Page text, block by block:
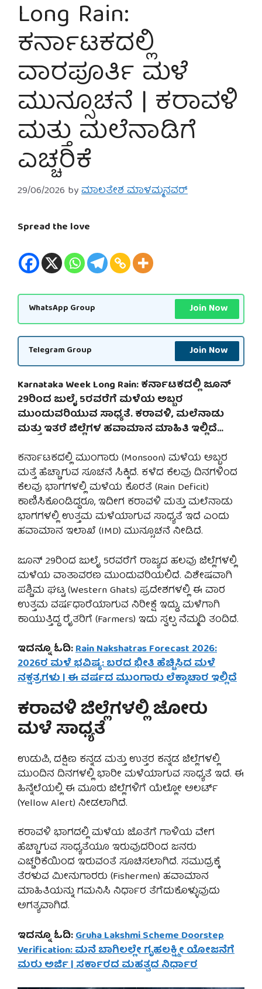
Long Rain:
ಕರ್ನಾಟಕದಲ್ಲಿ
ವಾರಪೂರ್ತಿ ಮಳೆ
ಮುನ್ಸೂಚನೆ | ಕರಾವಳಿ
ಮತ್ತು ಮಲೆನಾಡಿಗೆ
ಎಚ್ಚರಿಕೆ
29/06/2026 byಮಾಲತೇಶ ಮಾಳಮ್ಮನವರ್
Spread the love
WhatsApp Group Join Now
Telegram Group Join Now
Karnataka Week Long Rain: ಕರ್ನಾಟಕದಲ್ಲಿ ಜೂನ್
29ರಿಂದ ಜುಲೈ 5ರವರೆಗೆ ಮಳೆಯ ಅಬ್ಬರ
ಮುಂದುವರಿಯುವ ಸಾಧ್ಯತೆ. ಕರಾವಳಿ, ಮಲೆನಾಡು
ಮತ್ತು ಇತರೆ ಜಿಲ್ಲೆಗಳ ಹವಾಮಾನ ಮಾಹಿತಿ ಇಲ್ಲಿದೆ…
ಕರ್ನಾಟಕದಲ್ಲಿ ಮುಂಗಾರು (Monsoon) ಮಳೆಯ ಅಬ್ಬರ
ಮತ್ತೆ ಹೆಚ್ಚಾಗುವ ಸೂಚನೆ ಸಿಕ್ಕಿದೆ. ಕಳೆದ ಕೆಲವು ದಿನಗಳಿಂದ
ಕೆಲವು ಭಾಗಗಳಲ್ಲಿ ಮಳೆಯ ಕೊರತೆ (Rain Deficit)
ಕಾಣಿಸಿಕೊಂಡಿದ್ದರೂ, ಇದೀಗ ಕರಾವಳಿ ಮತ್ತು ಮಲೆನಾಡು
ಭಾಗಗಳಲ್ಲಿ ಉತ್ತಮ ಮಳೆಯಾಗುವ ಸಾಧ್ಯತೆ ಇದೆ ಎಂದು
ಹವಾಮಾನ ಇಲಾಖೆ (IMD) ಮುನ್ಸೂಚನೆ ನೀಡಿದೆ.
ಜೂನ್ 29ರಿಂದ ಜುಲೈ 5ರವರೆಗೆ ರಾಜ್ಯದ ಹಲವು ಜಿಲ್ಲೆಗಳಲ್ಲಿ
ಮಳೆಯ ವಾತಾವರಣ ಮುಂದುವರಿಯಲಿದೆ. ವಿಶೇಷವಾಗಿ
ಪಶ್ಚಿಮ ಘಟ್ಟ (Western Ghats) ಪ್ರದೇಶಗಳಲ್ಲಿ ಈ ವಾರ
ಉತ್ತಮ ವರ್ಷಧಾರೆಯಾಗುವ ನಿರೀಕ್ಷೆ ಇದ್ದು, ಮಳೆಗಾಗಿ
ಕಾಯುತ್ತಿದ್ದ ರೈತರಿಗೆ (Farmers) ಇದು ಸ್ವಲ್ಪ ನೆಮ್ಮದಿ ತಂದಿದೆ.
ಇದನ್ನೂ ಓದಿ:Rain Nakshatras Forecast 2026:
2026ರ ಮಳೆ ಭವಿಷ್ಯ: ಬರದ ಭೀತಿ ಹೆಚ್ಚಿಸಿದ ಮಳೆ
ನಕ್ಷತ್ರಗಳು | ಈ ವರ್ಷದ ಮುಂಗಾರು ಲೆಕ್ಕಾಚಾರ ಇಲ್ಲಿದೆ
ಕರಾವಳಿ ಜಿಲ್ಲೆಗಳಲ್ಲಿ ಜೋರು
ಮಳೆ ಸಾಧ್ಯತೆ
ಉಡುಪಿ, ದಕ್ಷಿಣ ಕನ್ನಡ ಮತ್ತು ಉತ್ತರ ಕನ್ನಡ ಜಿಲ್ಲೆಗಳಲ್ಲಿ
ಮುಂದಿನ ದಿನಗಳಲ್ಲಿ ಭಾರೀ ಮಳೆಯಾಗುವ ಸಾಧ್ಯತೆ ಇದೆ. ಈ
ಹಿನ್ನೆಲೆಯಲ್ಲಿ ಈ ಮೂರು ಜಿಲ್ಲೆಗಳಿಗೆ ಯೆಲ್ಲೋ ಅಲರ್ಟ್
(Yellow Alert) ನೀಡಲಾಗಿದೆ.
ಕರಾವಳಿ ಭಾಗದಲ್ಲಿ ಮಳೆಯ ಜೊತೆಗೆ ಗಾಳಿಯ ವೇಗ
ಹೆಚ್ಚಾಗುವ ಸಾಧ್ಯತೆಯೂ ಇರುವುದರಿಂದ ಜನರು
ಎಚ್ಚರಿಕೆಯಿಂದ ಇರುವಂತೆ ಸೂಚಿಸಲಾಗಿದೆ. ಸಮುದ್ರಕ್ಕೆ
ತೆರಳುವ ಮೀನುಗಾರರು (Fishermen) ಹವಾಮಾನ
ಮಾಹಿತಿಯನ್ನು ಗಮನಿಸಿ ನಿರ್ಧಾರ ತೆಗೆದುಕೊಳ್ಳುವುದು
ಅಗತ್ಯವಾಗಿದೆ.
ಇದನ್ನೂ ಓದಿ:Gruha Lakshmi Scheme Doorstep
Verification: ಮನೆ ಬಾಗಿಲಲ್ಲೇ ಗೃಹಲಕ್ಷ್ಮೀ ಯೋಜನೆಗೆ
ಮರು ಅರ್ಜಿ | ಸರ್ಕಾರದ ಮಹತ್ವದ ನಿರ್ಧಾರ